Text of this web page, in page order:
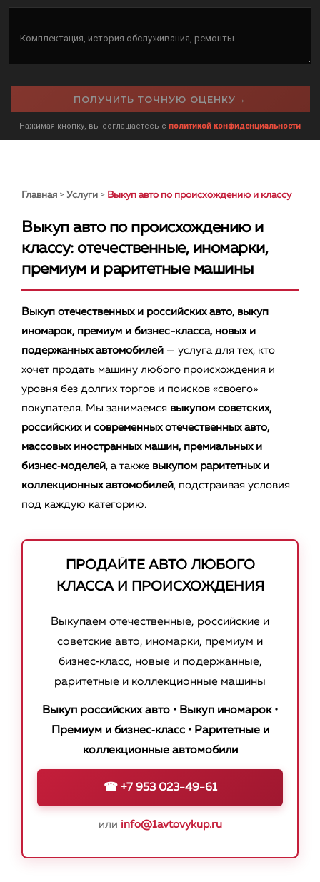
Комплектация, история обслуживания, ремонты
ПОЛУЧИТЬ ТОЧНУЮ ОЦЕНКУ →
Нажимая кнопку, вы соглашаетесь с политикой конфиденциальности
Главная > Услуги > Выкуп авто по происхождению и классу
Выкуп авто по происхождению и
классу: отечественные, иномарки,
премиум и раритетные машины
Выкуп отечественных и российских авто, выкуп
иномарок, премиум и бизнес-класса, новых и
подержанных автомобилей — услуга для тех, кто
хочет продать машину любого происхождения и
уровня без долгих торгов и поисков «своего»
покупателя. Мы занимаемся выкупом советских,
российских и современных отечественных авто,
массовых иностранных машин, премиальных и
бизнес‑моделей, а также выкупом раритетных и
коллекционных автомобилей, подстраивая условия
под каждую категорию.
ПРОДАЙТЕ АВТО ЛЮБОГО
КЛАССА И ПРОИСХОЖДЕНИЯ
Выкупаем отечественные, российские и
советские авто, иномарки, премиум и
бизнес‑класс, новые и подержанные,
раритетные и коллекционные машины
Выкуп российских авто • Выкуп иномарок •
Премиум и бизнес‑класс • Раритетные и
коллекционные автомобили
☎ +7 953 023-49-61
или info@1avtovykup.ru